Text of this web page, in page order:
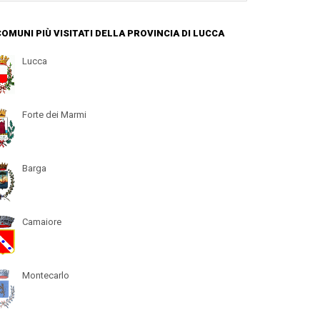
PIÙ VISITATI DELLA PROVINCIA DI LUCCA
Lucca
Forte dei Marmi
Barga
Camaiore
Montecarlo